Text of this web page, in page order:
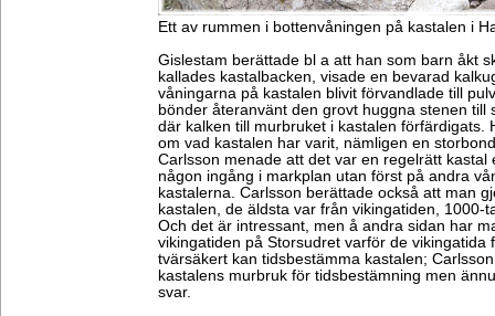
Ett av rummen i bottenvåningen på kastalen i
Gislestam berättade bl a att han som barn åkt
kallades kastalbacken, visade en bevarad
våningarna på kastalen blivit förvandlade till
bönder återanvänt den grovt huggna stenen till
där kalken till murbruket i kastalen förfärdigats.
om vad kastalen har varit, nämligen en
Carlsson menade att det var en regelrätt kastal
någon ingång i markplan utan först på andra
kastalerna. Carlsson berättade också att man
kastalen, de äldsta var från vikingatiden, 1000-
Och det är intressant, men å andra sidan har
vikingatiden på Storsudret varför de vikingatida
tvärsäkert kan tidsbestämma kastalen;
kastalens murbruk för tidsbestämning men
svar.